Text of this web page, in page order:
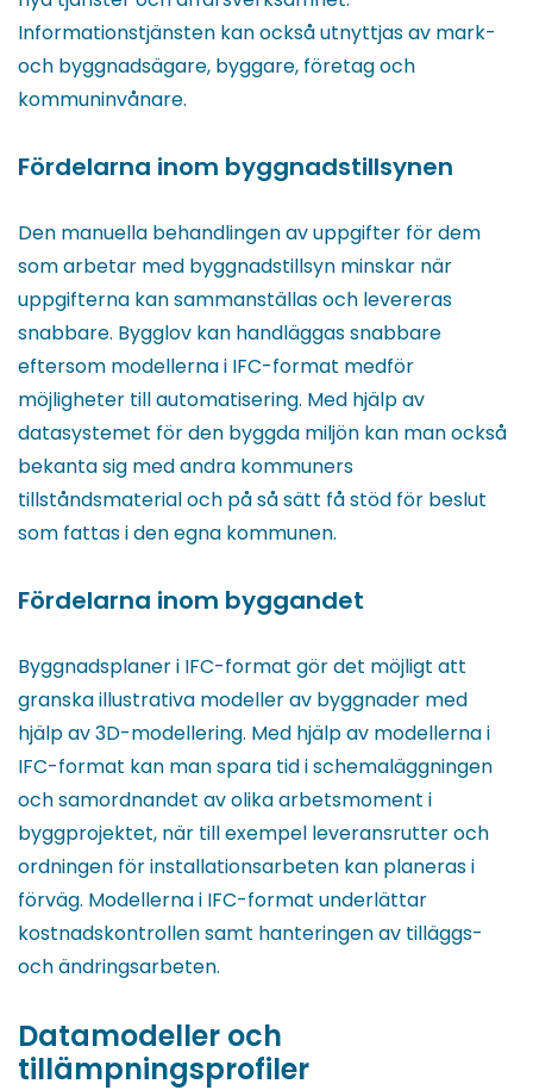
Informationstjänsten kan också utnyttjas av mark-
och byggnadsägare, byggare, företag och
kommuninvånare.
Fördelarna inom byggnadstillsynen
Den manuella behandlingen av uppgifter för dem
som arbetar med byggnadstillsyn minskar när
uppgifterna kan sammanställas och levereras
snabbare. Bygglov kan handläggas snabbare
eftersom modellerna i IFC-format medför
möjligheter till automatisering. Med hjälp av
datasystemet för den byggda miljön kan man också
bekanta sig med andra kommuners
tillståndsmaterial och på så sätt få stöd för beslut
som fattas i den egna kommunen.
Fördelarna inom byggandet
Byggnadsplaner i IFC-format gör det möjligt att
granska illustrativa modeller av byggnader med
hjälp av 3D-modellering. Med hjälp av modellerna i
IFC-format kan man spara tid i schemaläggningen
och samordnandet av olika arbetsmoment i
byggprojektet, när till exempel leveransrutter och
ordningen för installationsarbeten kan planeras i
förväg. Modellerna i IFC-format underlättar
kostnadskontrollen samt hanteringen av tilläggs-
och ändringsarbeten.
Datamodeller och
tillämpningsprofiler